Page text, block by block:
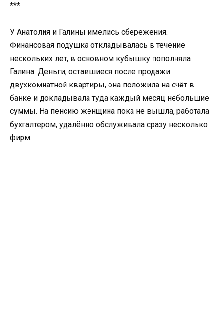
***
У Анатолия и Галины имелись сбережения.
Финансовая подушка откладывалась в течение
нескольких лет, в основном кубышку пополняла
Галина. Деньги, оставшиеся после продажи
двухкомнатной квартиры, она положила на счёт в
банке и докладывала туда каждый месяц небольшие
суммы. На пенсию женщина пока не вышла, работала
бухгалтером, удалённо обслуживала сразу несколько
фирм.